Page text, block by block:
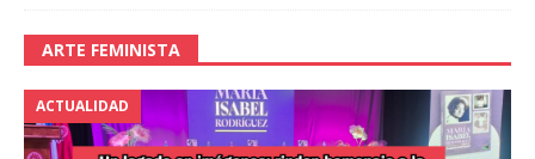
ARTE FEMINISTA
ACTUALIDAD